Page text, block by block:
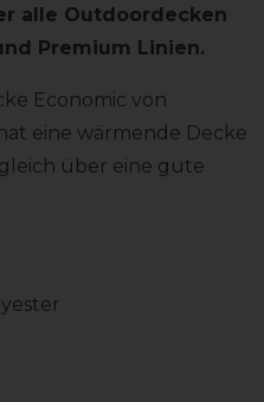
alle Outdoordecken
Premium Linien.
Economic von
eine wärmende Decke
über eine gute